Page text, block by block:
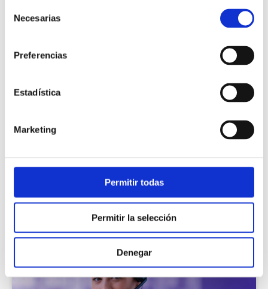
Necesarias
Preferencias
Estadística
Marketing
Permitir todas
Permitir la selección
Denegar